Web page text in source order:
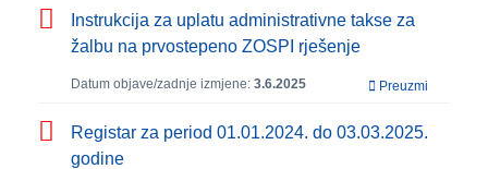
Instrukcija za uplatu administrativne takse za
žalbu na prvostepeno ZOSPI rješenje
Datum objave/zadnje izmjene: 3.6.2025 Preuzmi
Registar za period 01.01.2024. do 03.03.2025.
godine